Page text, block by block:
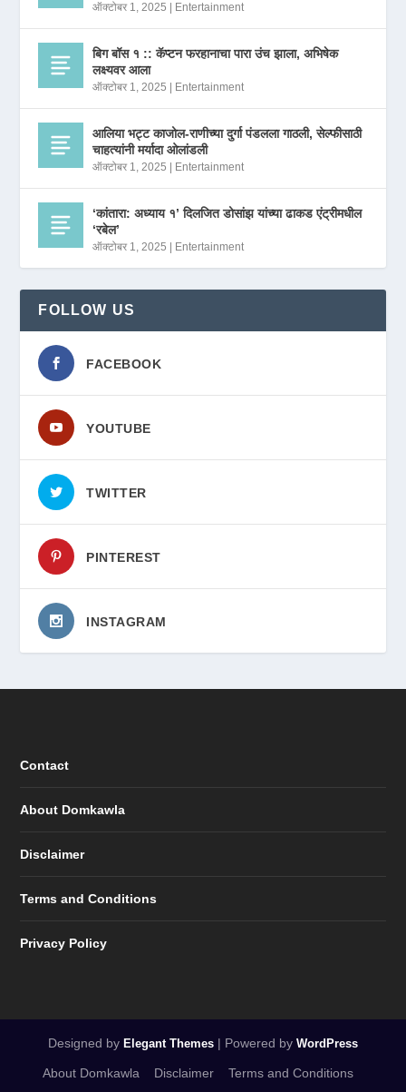
ऑक्टोबर 1, 2025 Entertainment
बिग बॉस १ :: कॅप्टन फरहानाचा पारा उंच झाला, अभिषेक
लक्ष्यवर आला
ऑक्टोबर 1, 2025 Entertainment
आलिया भट्ट काजोल-राणीच्या दुर्गा पंडलला गाठली, सेल्फीसाठी
चाहत्यांनी मर्यादा ओलांडली
ऑक्टोबर 1, 2025 Entertainment
‘कांतारा: अध्याय १’ दिलजित डोसांझ यांच्या ढाकड एंट्रीमधील
‘रबेल’
ऑक्टोबर 1, 2025 Entertainment
FOLLOW US
FACEBOOK
YOUTUBE
TWITTER
PINTEREST
INSTAGRAM
Contact
About Domkawla
Disclaimer
Terms and Conditions
Privacy Policy
Designed by Elegant Themes | Powered by WordPress
About Domkawla Disclaimer Terms and Conditions